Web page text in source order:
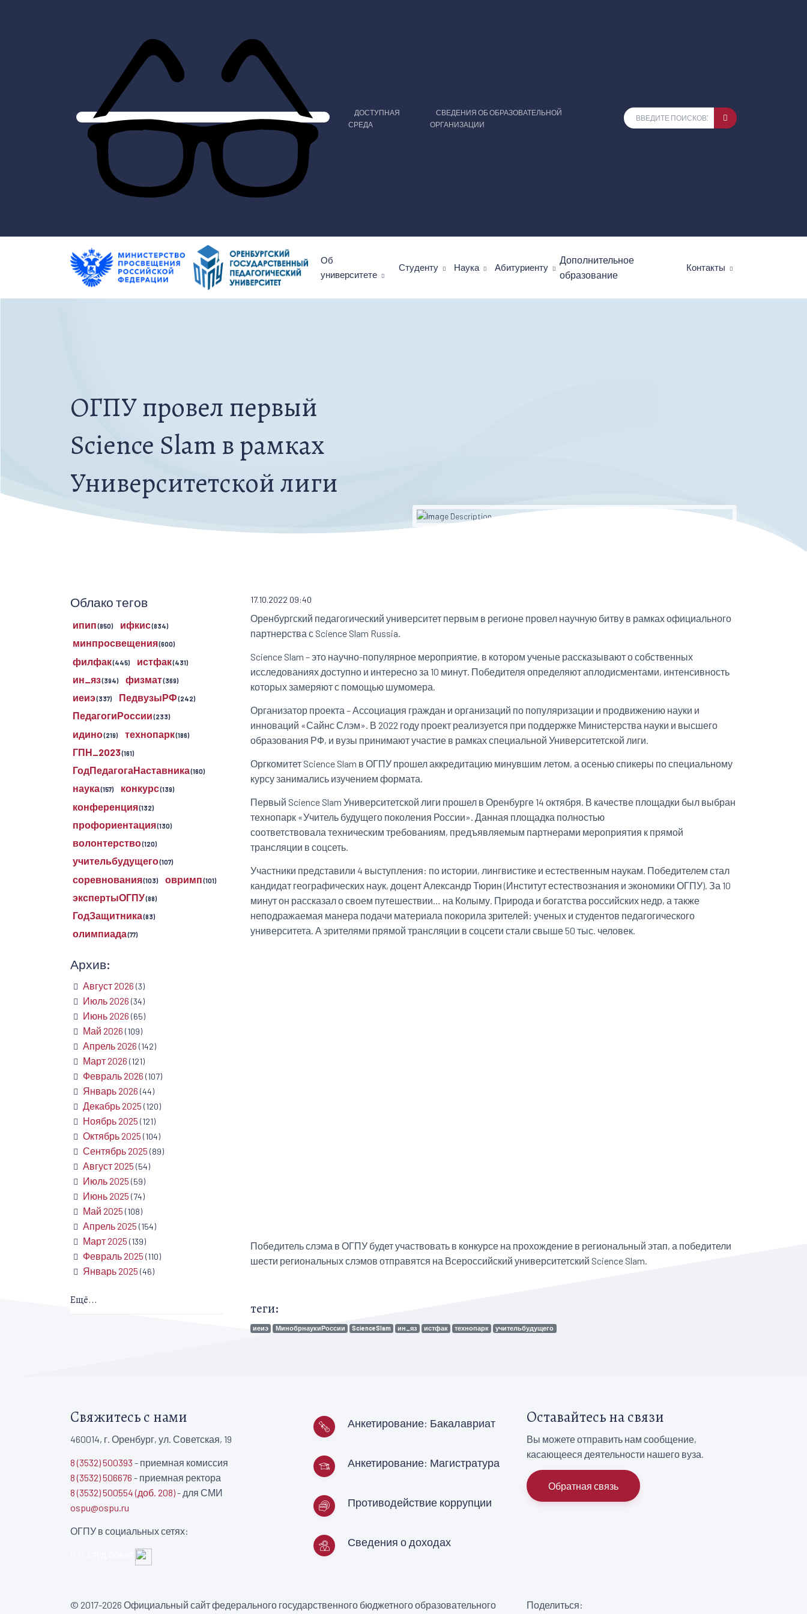
ДОСТУПНАЯ
СРЕДА
СВЕДЕНИЯ ОБ ОБРАЗОВАТЕЛЬНОЙ
ОРГАНИЗАЦИИ
Об
университете
Студенту Наука Абитуриенту
Дополнительное
образование
Контакты
ОГПУ провел первый
Science Slam в рамках
Университетской лиги
17.10.2022 09:40
Оренбургский педагогический университет первым в регионе провел научную битву в рамках официального
партнерства с Science Slam Russia.
Science Slam – это научно-популярное мероприятие, в котором ученые рассказывают о собственных
исследованиях доступно и интересно за 10 минут. Победителя определяют аплодисментами, интенсивность
которых замеряют с помощью шумомера.
Организатор проекта – Ассоциация граждан и организаций по популяризации и продвижению науки и
инноваций «Сайнс Слэм». В 2022 году проект реализуется при поддержке Министерства науки и высшего
образования РФ, и вузы принимают участие в рамках специальной Университетской лиги.
Оргкомитет Science Slam в ОГПУ прошел аккредитацию минувшим летом, а осенью спикеры по специальному
курсу занимались изучением формата.
Первый Science Slam Университетской лиги прошел в Оренбурге 14 октября. В качестве площадки был выбран
технопарк «Учитель будущего поколения России». Данная площадка полностью
соответствовала техническим требованиям, предъявляемым партнерами мероприятия к прямой
трансляции в соцсеть.
Участники представили 4 выступления: по истории, лингвистике и естественным наукам. Победителем стал
кандидат географических наук, доцент Александр Тюрин (Институт естествознания и экономики ОГПУ). За 10
минут он рассказал о своем путешествии… на Колыму. Природа и богатства российских недр, а также
неподражаемая манера подачи материала покорила зрителей: ученых и студентов педагогического
университета. А зрителями прямой трансляции в соцсети стали свыше 50 тыс. человек.
Победитель слэма в ОГПУ будет участвовать в конкурсе на прохождение в региональный этап, а победители
шести региональных слэмов отправятся на Всероссийский университетский Science Slam.
теги:
иеиэ МинобрнаукиРоссии ScienceSlam ин_яз истфак технопарк учительбудущего
Облако тегов
ипип(850) ифкис(834)
минпросвещения(600)
филфак(445) истфак(431)
ин_яз(394) физмат(369)
иеиэ(337) ПедвузыРФ(242)
ПедагогиРоссии(233)
идино(219) технопарк(186)
ГПН_2023(161)
ГодПедагогаНаставника(160)
наука(157) конкурс(139)
конференция(132)
профориентация(130)
волонтерство(120)
учительбудущего(107)
соревнования(103) овримп(101)
экспертыОГПУ(88)
ГодЗащитника(83)
олимпиада(77)
Архив:
Август 2026 (3)
Июль 2026 (34)
Июнь 2026 (65)
Май 2026 (109)
Апрель 2026 (142)
Март 2026 (121)
Февраль 2026 (107)
Январь 2026 (44)
Декабрь 2025 (120)
Ноябрь 2025 (121)
Октябрь 2025 (104)
Сентябрь 2025 (89)
Август 2025 (54)
Июль 2025 (59)
Июнь 2025 (74)
Май 2025 (108)
Апрель 2025 (154)
Март 2025 (139)
Февраль 2025 (110)
Январь 2025 (46)
Ещё...
Свяжитесь с нами
460014, г. Оренбург, ул. Советская, 19
8 (3532) 500393 - приемная комиссия
8 (3532) 506676 - приемная ректора
8 (3532) 500554 (доб. 208)- для СМИ
ospu@ospu.ru
ОГПУ в социальных сетях:
Анкетирование: Бакалавриат
Анкетирование: Магистратура
Противодействие коррупции
Сведения о доходах
Оставайтесь на связи
Вы можете отправить нам сообщение,
касающееся деятельности нашего вуза.
Обратная связь
© 2017-2026 Официальный сайт федерального государственного бюджетного образовательного
Поделиться: